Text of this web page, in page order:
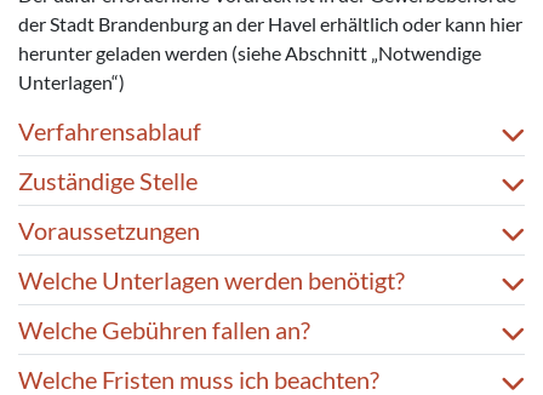
der Stadt Brandenburg an der Havel erhältlich oder kann hier
herunter geladen werden (siehe Abschnitt „Notwendige
Unterlagen“)
Verfahrensablauf
Zuständige Stelle
Voraussetzungen
Welche Unterlagen werden benötigt?
Welche Gebühren fallen an?
Welche Fristen muss ich beachten?